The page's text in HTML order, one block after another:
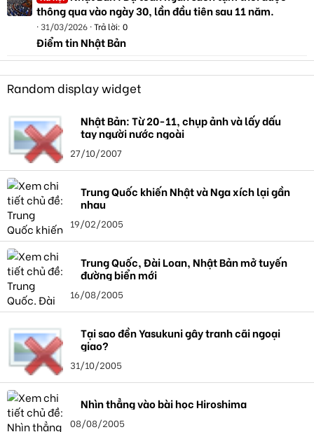
thông qua vào ngày 30, lần đầu tiên sau 11 năm.
31/03/2026 Trả lời: 0
Điểm tin Nhật Bản
Random display widget
Nhật Bản: Từ 20-11, chụp ảnh và lấy dấu
tay người nước ngoài
27/10/2007
Trung Quốc khiến Nhật và Nga xích lại gần
nhau
19/02/2005
Trung Quốc, Đài Loan, Nhật Bản mở tuyến
đường biển mới
16/08/2005
Tại sao đền Yasukuni gây tranh cãi ngoại
giao?
31/10/2005
Nhìn thẳng vào bài học Hiroshima
08/08/2005